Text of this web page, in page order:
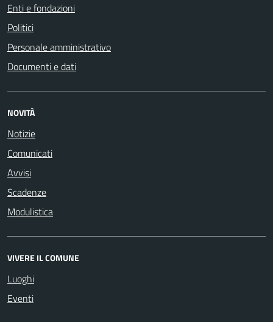
Enti e fondazioni
Politici
Personale amministrativo
Documenti e dati
NOVITÀ
Notizie
Comunicati
Avvisi
Scadenze
Modulistica
VIVERE IL COMUNE
Luoghi
Eventi